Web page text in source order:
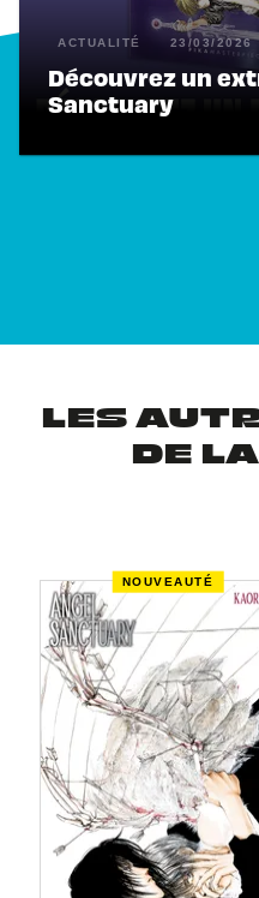
ACTUALITÉ 23/03/2026
Découvrez un
Sanctuary
LES
DE
NOUVEAUTÉ